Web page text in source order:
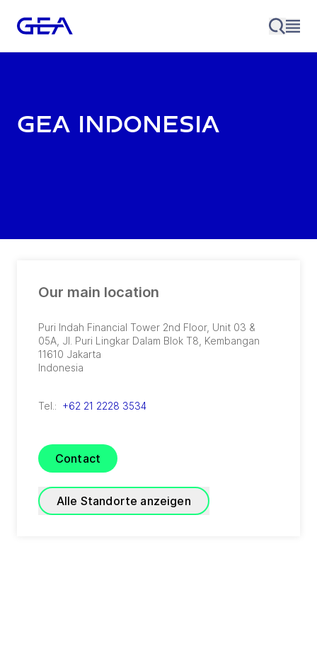
GEA Indonesia
Our main location
Puri Indah Financial Tower 2nd Floor, Unit 03 &
05A, Jl. Puri Lingkar Dalam Blok T8, Kembangan
11610 Jakarta
Indonesia
Tel.: +62 21 2228 3534
Contact
Alle Standorte anzeigen